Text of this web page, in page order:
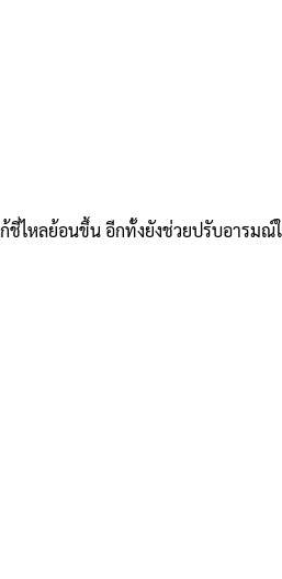
ชี่ไหลย้อนขึ้น อีกทั้งยังช่วยปรับอารมณ์